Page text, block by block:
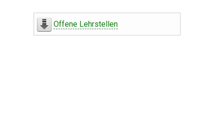
Offene Lehrstellen